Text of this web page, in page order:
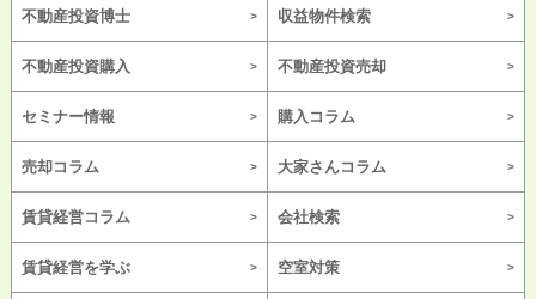
不動産投資博士 収益物件検索
不動産投資購入 不動産投資売却
セミナー情報 購入コラム
売却コラム 大家さんコラム
賃貸経営コラム 会社検索
賃貸経営を学ぶ 空室対策